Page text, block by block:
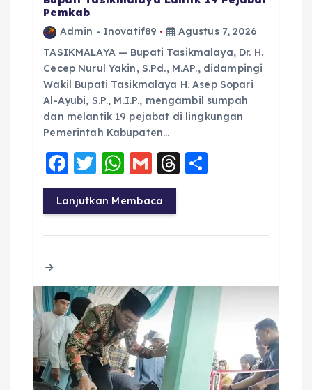
Pemkab
Admin - Inovatif89
Agustus 7, 2026
TASIKMALAYA — Bupati Tasikmalaya, Dr. H.
Cecep Nurul Yakin, S.Pd., M.AP., didampingi
Wakil Bupati Tasikmalaya H. Asep Sopari
Al-Ayubi, S.P., M.I.P., mengambil sumpah
dan melantik 19 pejabat di lingkungan
Pemerintah Kabupaten…
F
a
c
e
o
k
T
w
it
te
W
h
a
ts
p
G
m
ai
l
T
a re
Lanjutkan Membaca